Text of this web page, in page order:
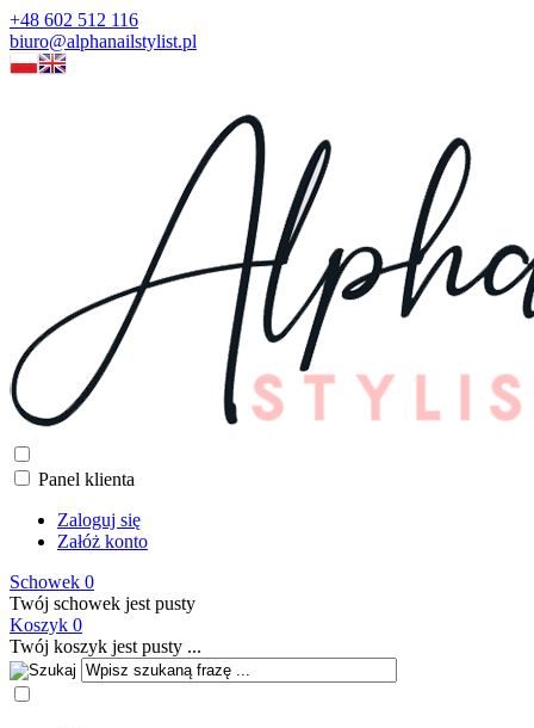
+48 602 512 116
biuro@alphanailstylist.pl
Panel klienta
Zaloguj się
Załóż konto
Schowek 0
Twój schowek jest pusty
Koszyk 0
Twój koszyk jest pusty ...